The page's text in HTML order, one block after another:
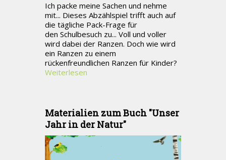
Ich packe meine Sachen und nehme
mit... Dieses Abzählspiel trifft auch auf
die tägliche Pack-Frage für
den Schulbesuch zu... Voll und voller
wird dabei der Ranzen. Doch wie wird
ein Ranzen zu einem
rückenfreundlichen Ranzen für Kinder?
Weiterlesen
Materialien zum Buch "Unser
Jahr in der Natur"